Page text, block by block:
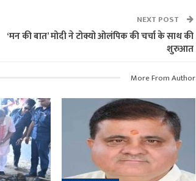
NEXT POST
‘मन की बात’ मोदी ने टोक्यो ओलंपिक की चर्चा के साथ की
शुरुआत
More From Author